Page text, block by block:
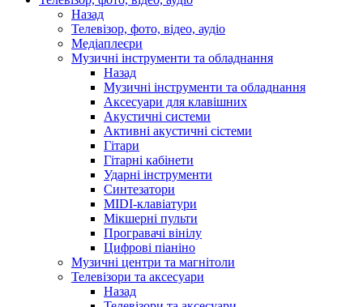
Назад
Телевізор, фото, відео, аудіо
Медіаплеєри
Музичні інструменти та обладнання
Назад
Музичні інструменти та обладнання
Аксесуари для клавішних
Акустичні системи
Активні акустичні сістеми
Гітари
Гітарні кабінети
Ударні інструменти
Синтезатори
MIDI-клавіатури
Мікшерні пульти
Програвачі вінілу
Цифрові піаніно
Музичні центри та магнітоли
Телевізори та аксесуари
Назад